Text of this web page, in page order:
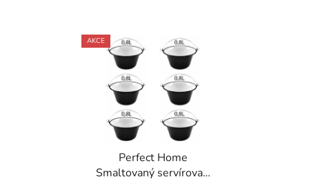
AKCE
Perfect Home
Smaltovaný servírovací